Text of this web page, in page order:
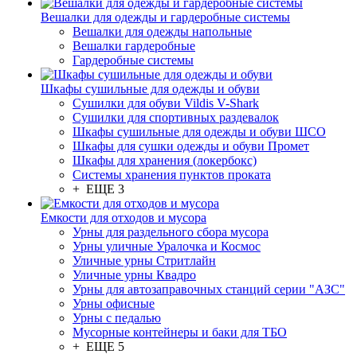
Вешалки для одежды и гардеробные системы
Вешалки для одежды напольные
Вешалки гардеробные
Гардеробные системы
Шкафы сушильные для одежды и обуви
Сушилки для обуви Vildis V-Shark
Сушилки для спортивных раздевалок
Шкафы сушильные для одежды и обуви ШСО
Шкафы для сушки одежды и обуви Промет
Шкафы для хранения (локербокс)
Системы хранения пунктов проката
+ ЕЩЕ 3
Емкости для отходов и мусора
Урны для раздельного сбора мусора
Урны уличные Уралочка и Космос
Уличные урны Стритлайн
Уличные урны Квадро
Урны для автозаправочных станций серии "АЗС"
Урны офисные
Урны с педалью
Мусорные контейнеры и баки для ТБО
+ ЕЩЕ 5